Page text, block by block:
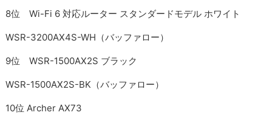
8位 Wi-Fi 6 対応ルーター スタンダードモデル ホワイト
WSR-3200AX4S-WH（バッファロー）
9位 WSR-1500AX2S ブラック
WSR-1500AX2S-BK（バッファロー）
10位 Archer AX73